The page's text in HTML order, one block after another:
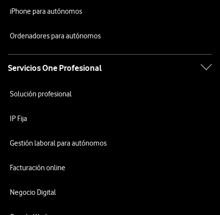
iPhone para autónomos
Ordenadores para autónomos
Servicios One Profesional
Solución profesional
IP Fija
Gestión laboral para autónomos
Facturación online
Negocio Digital